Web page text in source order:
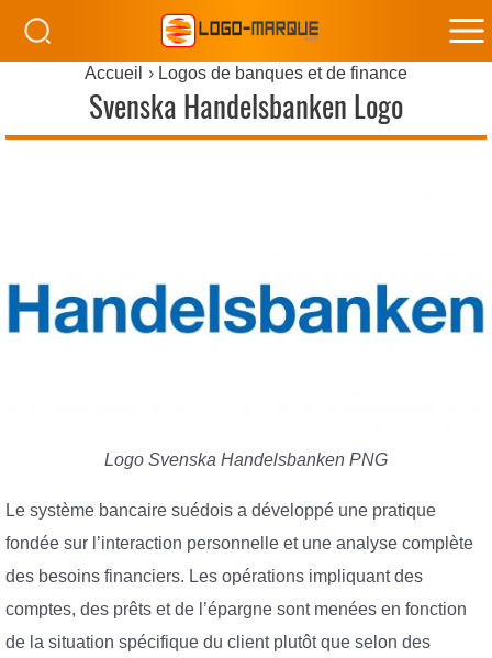
Accueil Logos de banques et de finance
Svenska Handelsbanken Logo
Logo Svenska Handelsbanken PNG
Le système bancaire suédois a développé une pratique
fondée sur l’interaction personnelle et une analyse complète
des besoins financiers. Les opérations impliquant des
comptes, des prêts et de l’épargne sont menées en fonction
de la situation spécifique du client plutôt que selon des